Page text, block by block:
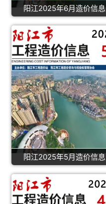
阳江2025年6月造价信息
阳江2025年5月造价信息